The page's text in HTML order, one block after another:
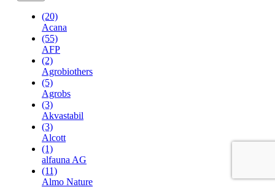
(20)
Acana
(55)
AFP
(2)
Agrobiothers
(5)
Agrobs
(3)
Akvastabil
(3)
Alcott
(1)
alfauna AG
(11)
Almo Nature